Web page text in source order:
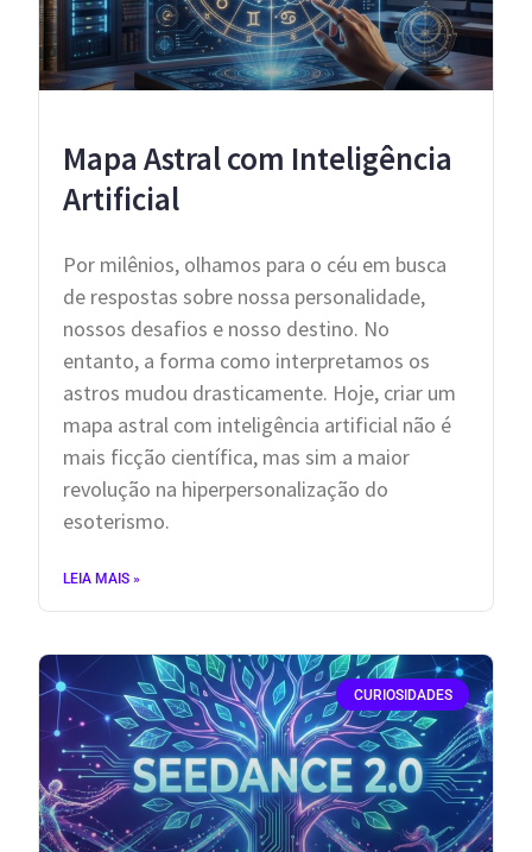
Mapa Astral com Inteligência
Artificial
Por milênios, olhamos para o céu em busca
de respostas sobre nossa personalidade,
nossos desafios e nosso destino. No
entanto, a forma como interpretamos os
astros mudou drasticamente. Hoje, criar um
mapa astral com inteligência artificial não é
mais ficção científica, mas sim a maior
revolução na hiperpersonalização do
esoterismo.
LEIA MAIS »
CURIOSIDADES